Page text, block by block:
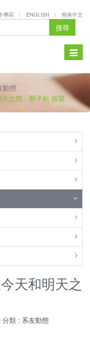
專區 ENGLISH 簡体中文
搜尋
Toggle
動態
之間」顏子耘 個展
天和明天之
分類 : 系友動態